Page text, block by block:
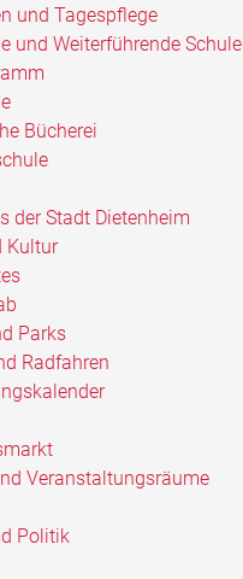
und Tagespflege
und Weiterführende Schule
Bücherei
der Stadt Dietenheim
Kultur
Parks
Radfahren
Veranstaltungsräume
Politik